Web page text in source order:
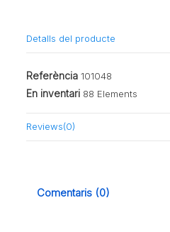
Detalls del producte
Referència 101048
En inventari 88 Elements
Reviews(0)
Comentaris (0)